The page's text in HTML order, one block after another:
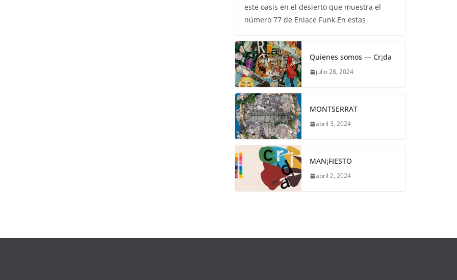
este oasis en el desierto que muestra el
número 77 de Enlace Funk.En estas
Quienes somos — Cr¡da
julio 28, 2024
MONTSERRAT
abril 3, 2024
MAN¡FIESTO
abril 2, 2024